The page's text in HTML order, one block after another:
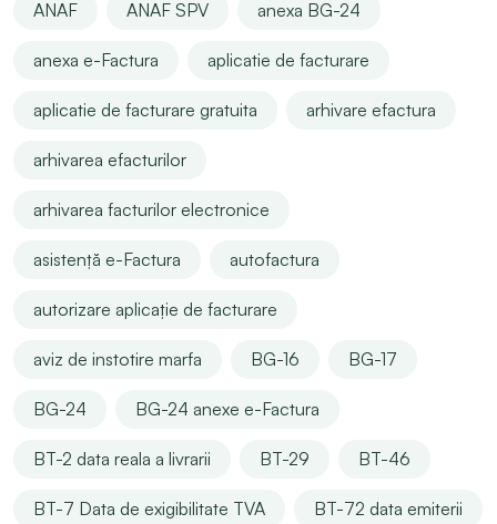
ANAF ANAF SPV anexa BG-24
anexa e-Factura aplicatie de facturare
aplicatie de facturare gratuita arhivare efactura
arhivarea efacturilor
arhivarea facturilor electronice
asistență e-Factura autofactura
autorizare aplicație de facturare
aviz de instotire marfa BG-16 BG-17
BG-24 BG-24 anexe e-Factura
BT-2 data reala a livrarii BT-29 BT-46
BT-7 Data de exigibilitate TVA BT-72 data emiterii